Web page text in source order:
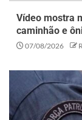
Vídeo mostra
caminhão e
07/08/2026